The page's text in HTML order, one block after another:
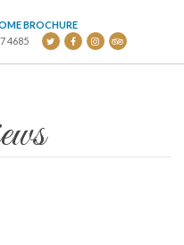
BROCHURE
4685